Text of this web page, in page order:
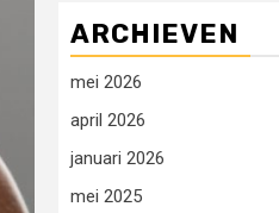
ARCHIEVEN
mei 2026
april 2026
januari 2026
mei 2025